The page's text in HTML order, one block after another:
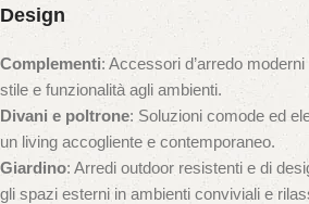
Design
Complementi: Accessori d’arredo
stile e funzionalità agli ambienti.
Divani e poltrone: Soluzioni comode ed
un living accogliente e contemporaneo.
Giardino: Arredi outdoor resistenti e di
gli spazi esterni in ambienti conviviali e